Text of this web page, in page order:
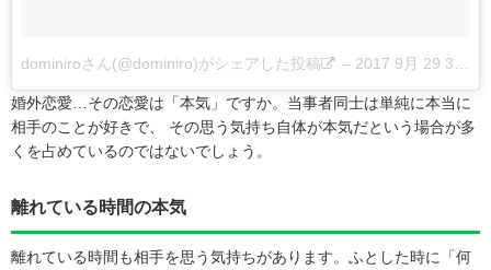
dominiroさん(@dominiro)がシェアした投稿 – 2017 9月 29 3:00午後 PDT
婚外恋愛…その恋愛は「本気」ですか。当事者同士は単純に本当に
相手のことが好きで、 その思う気持ち自体が本気だという場合が多
くを占めているのではないでしょう。
離れている時間の本気
離れている時間も相手を思う気持ちがあります。ふとした時に「何